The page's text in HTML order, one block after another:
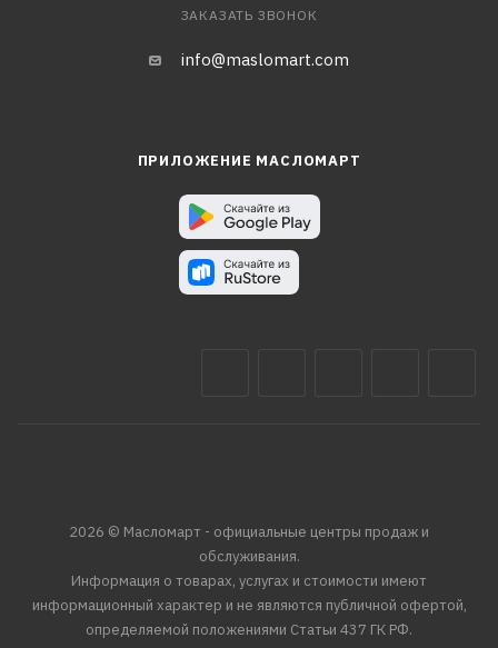
ЗАКАЗАТЬ ЗВОНОК
info@maslomart.com
ПРИЛОЖЕНИЕ МАСЛОМАРТ
2026 © Масломарт - официальные центры продаж и
обслуживания.
Информация о товарах, услугах и стоимости имеют
информационный характер и не являются публичной офертой,
определяемой положениями Статьи 437 ГК РФ.